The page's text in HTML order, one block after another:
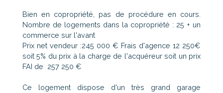
Bien en copropriété, pas de procédure en cours.
Nombre de logements dans la copropriété : 25 + un
commerce sur l'avant
Prix net vendeur :245 000 € Frais d'agence 12 250€
soit 5% du prix à la charge de l'acquéreur soit un prix
FAI de 257 250 €
Ce logement dispose d'un très grand garage